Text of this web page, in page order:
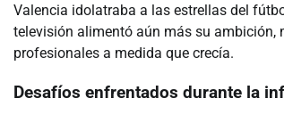
Valencia idolatraba a las estrellas del
televisión alimentó aún más su ambición,
profesionales a medida que crecía.
Desafíos enfrentados durante la